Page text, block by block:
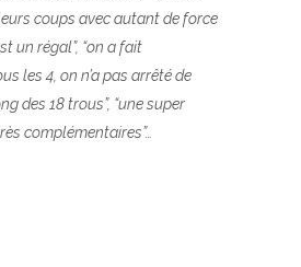
coups avec autant de force
un régal”, “on a fait
les 4, on n’a pas arrêté de
des 18 trous”, “une super
complémentaires”…